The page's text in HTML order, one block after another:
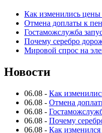
Как изменились цены
Отмена доплаты к
Гостаможслужба
Почему серебро
Мировой спрос на
Новости
06.08 - Как
06.08 - Отмена
06.08 -
06.08 - Почему
06.08 - Как